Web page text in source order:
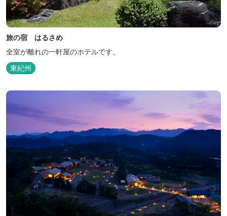
旅の宿 はるさめ
全室が離れの一軒屋のホテルです。
東紀州